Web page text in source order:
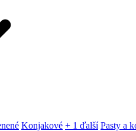
Konjakové + 1 ďalší Pasty a